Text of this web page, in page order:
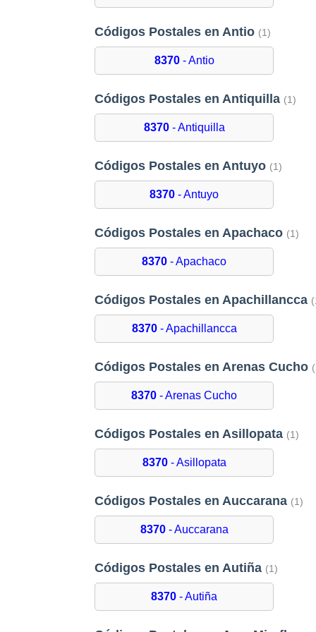
Códigos Postales en Antio (1)
8370- Antio
Códigos Postales en Antiquilla (1)
8370- Antiquilla
Códigos Postales en Antuyo (1)
8370 - Antuyo
Códigos Postales en Apachaco (1)
8370 - Apachaco
Códigos Postales en Apachillancca
8370- Apachillancca
Códigos Postales en Arenas Cucho
8370 - Arenas Cucho
Códigos Postales en Asillopata (1)
8370- Asillopata
Códigos Postales en Auccarana (1)
8370- Auccarana
Códigos Postales en Autiña (1)
8370 - Autiña